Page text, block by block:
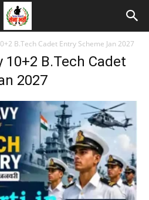
B.Tech Cadet Entry Scheme Jan 2027
10+2 B.Tech Cadet
2027